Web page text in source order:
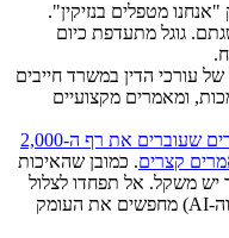
מטפלים בנזיקין".
גוגל מתעדפת כיום
של עורכי הדין במשרד חייבים
ומאמרים מקצועיים
נתונים מראים שמאמרים שעוברים את רף ה-2,000
. כמובן שהאיכות
יש משקל. אל תפחדו לצלול
לפרטים הקטנים. הלקוחות שלכם (וה-AI) מחפשים את העומק